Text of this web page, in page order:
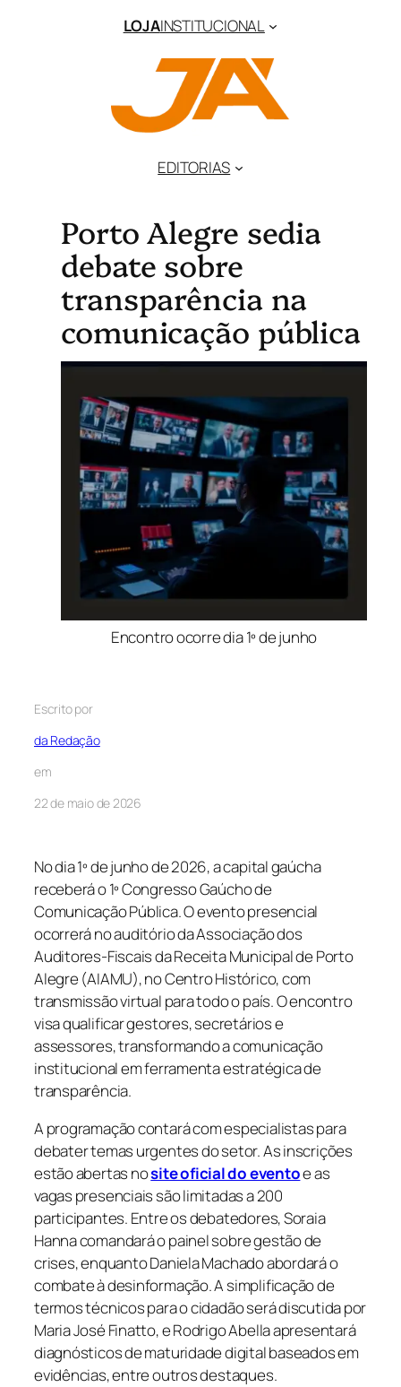
LOJAINSTITUCIONAL
EDITORIAS
Porto Alegre sedia
debate sobre
transparência na
comunicação pública
Encontro ocorre dia 1º de junho
Escrito por
da Redação
em
22 de maio de 2026
No dia 1º de junho de 2026, a capital gaúcha
receberá o 1º Congresso Gaúcho de
Comunicação Pública. O evento presencial
ocorrerá no auditório da Associação dos
Auditores-Fiscais da Receita Municipal de Porto
Alegre (AIAMU), no Centro Histórico, com
transmissão virtual para todo o país. O encontro
visa qualificar gestores, secretários e
assessores, transformando a comunicação
institucional em ferramenta estratégica de
transparência.
A programação contará com especialistas para
debater temas urgentes do setor. As inscrições
estão abertas nosite oficial do eventoe as
vagas presenciais são limitadas a 200
participantes. Entre os debatedores, Soraia
Hanna comandará o painel sobre gestão de
crises, enquanto Daniela Machado abordará o
combate à desinformação. A simplificação de
termos técnicos para o cidadão será discutida por
Maria José Finatto, e Rodrigo Abella apresentará
diagnósticos de maturidade digital baseados em
evidências, entre outros destaques.